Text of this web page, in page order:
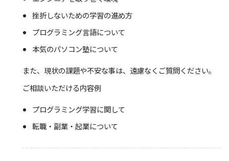
挫折しないための学習の進め方
プログラミング言語について
本気のパソコン塾について
また、現状の課題や不安な事は、遠慮なくご質問ください。
ご相談いただける内容例
プログラミング学習に関して
転職・副業・起業について